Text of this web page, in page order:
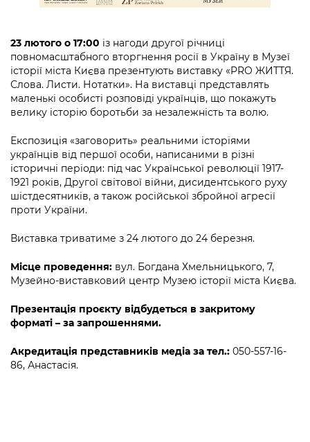
Підприємства, установи, організації
Річні звіти
Гендерна політика
Безбар'єрність
Київська міська військова адміністрація
Безбар'єрність
Портал послуг
Міський застосунок Київ Цифровий
Важливе під час воєнного стану
Уряд» – місцевий рівень»
Важливе під час воєнного стану
Портал даних Києва
Публічні дашборди
23 лютого о 17:00 із нагоди другої річниці
повномасштабного вторгнення росії в Україну в Музеї
історії міста Києва презентують виставку «PRO ЖИТТЯ.
Слова. Листи. Нотатки». На виставці представлять
маленькі особисті розповіді українців, що покажуть
велику історію боротьби за незалежність та волю.
Експозиція «заговорить» реальними історіями
українців від першої особи, написаними в різні
історичні періоди: під час Української революції 1917-
1921 років, Другої світової війни, дисидентського руху
шістдесятників, а також російської збройної агресії
проти України.
Виставка триватиме з 24 лютого до 24 березня.
Місце проведення: вул. Богдана Хмельницького, 7,
Музейно-виставковий центр Музею історії міста Києва.
Презентація проєкту відбудеться в закритому
форматі – за запрошеннями.
Акредитація представників медіа за тел.: 050-557-16-
86, Анастасія.